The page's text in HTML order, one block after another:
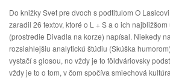
Do knižky Svet pre dvoch s podtitulom O
zaradil 26 textov, ktoré o L + S a o ich
(prostredie Divadla na korze) napísal. Niekedy
rozsiahlejšiu analytickú štúdiu (Skúška
vystačí s glosou, no vždy je to földváriovsky
vždy je to o tom, v čom spočíva smiechová